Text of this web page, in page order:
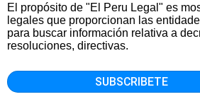
El propósito de "El Peru Legal" es
legales que proporcionan las
para buscar información relativa a
resoluciones, directivas.